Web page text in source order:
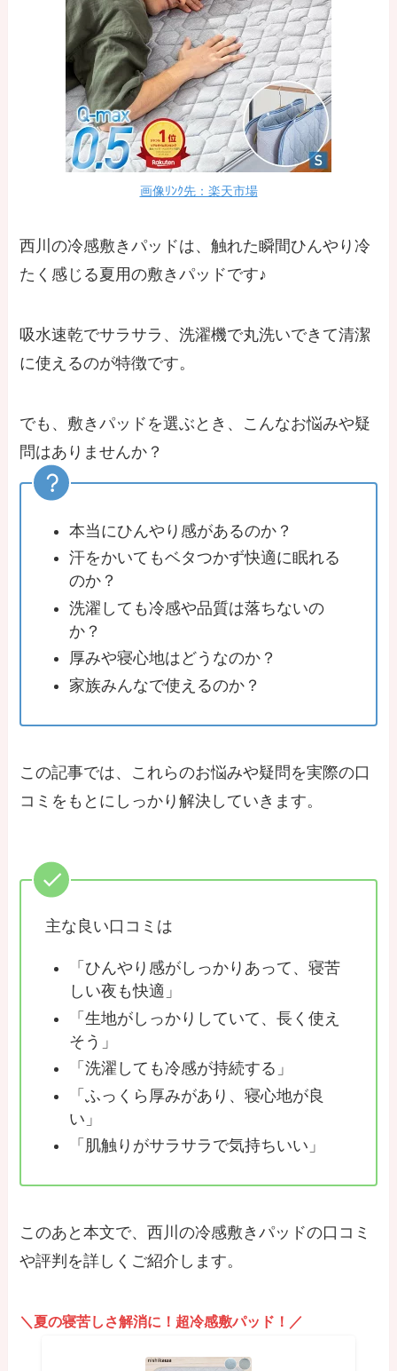
画像ﾘﾝｸ先：楽天市場
西川の冷感敷きパッドは、触れた瞬間ひんやり冷
たく感じる夏用の敷きパッドです♪
吸水速乾でサラサラ、洗濯機で丸洗いできて清潔
に使えるのが特徴です。
でも、敷きパッドを選ぶとき、こんなお悩みや疑
問はありませんか？
本当にひんやり感があるのか？
汗をかいてもベタつかず快適に眠れる
のか？
洗濯しても冷感や品質は落ちないの
か？
厚みや寝心地はどうなのか？
家族みんなで使えるのか？
この記事では、これらのお悩みや疑問を実際の口
コミをもとにしっかり解決していきます。
主な良い口コミは
「ひんやり感がしっかりあって、寝苦
しい夜も快適」
「生地がしっかりしていて、長く使え
そう」
「洗濯しても冷感が持続する」
「ふっくら厚みがあり、寝心地が良
い」
「肌触りがサラサラで気持ちいい」
このあと本文で、西川の冷感敷きパッドの口コミ
や評判を詳しくご紹介します。
＼夏の寝苦しさ解消に！超冷感敷パッド！／